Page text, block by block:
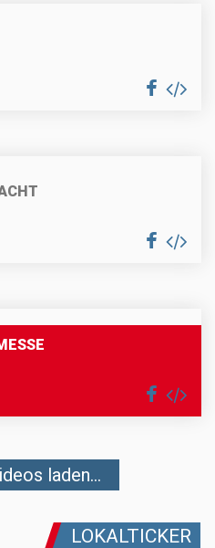
laden...
LOKALTICKER